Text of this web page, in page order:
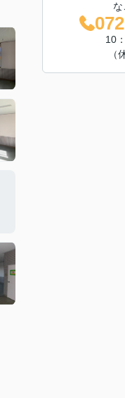
10
（